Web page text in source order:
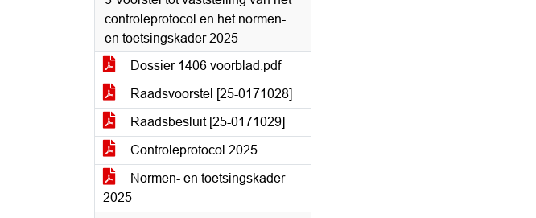
controleprotocol en het normen-
en toetsingskader 2025
Dossier 1406 voorblad.pdf
Raadsvoorstel [25-0171028]
Raadsbesluit [25-0171029]
Controleprotocol 2025
Normen- en toetsingskader
2025